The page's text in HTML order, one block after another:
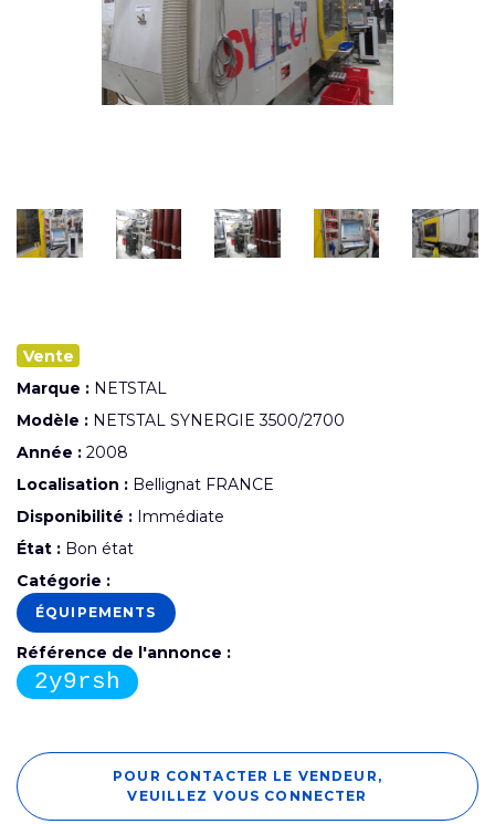
Vente
Marque : NETSTAL
Modèle : NETSTAL SYNERGIE 3500/2700
Année : 2008
Localisation : Bellignat FRANCE
Disponibilité : Immédiate
État : Bon état
Catégorie :
ÉQUIPEMENTS
Référence de l'annonce :
2y9rsh
POUR CONTACTER LE VENDEUR,
VEUILLEZ VOUS CONNECTER